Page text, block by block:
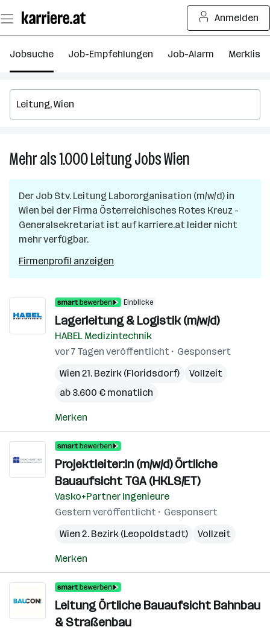
Seiteninhalt
springen
Anmelden
Jobsuche Job-Empfehlungen Job-Alarm Merkliste
Mehr als 1.000LeitungJobsWien
Leitung
Jobs
in
Der Job Stv. Leitung Labororganisation (m/w/d) in
Wien bei der Firma Österreichisches Rotes Kreuz -
Generalsekretariat ist auf karriere.at leider nicht
mehr verfügbar.
Firmenprofil anzeigen
Einblicke
Lagerleitung & Logistik (m/w/d)
HABEL Medizintechnik
vor 7 Tagen veröffentlicht
Gesponsert
Wien 21. Bezirk (Floridsdorf)
Vollzeit
ab 3.600 € monatlich
Merken
Projektleiter:in (m/w/d) Örtliche
Bauaufsicht TGA (HKLS/ET)
Vasko+Partner Ingenieure
Gestern veröffentlicht
Gesponsert
Wien 2. Bezirk (Leopoldstadt)
Vollzeit
Merken
Leitung Örtliche Bauaufsicht Bahnbau
& Straßenbau